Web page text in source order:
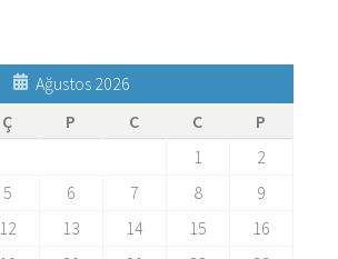
Ağustos 2026
Ç P C C
P
1
2
5 6 7 8
9
12 13 14 15
16